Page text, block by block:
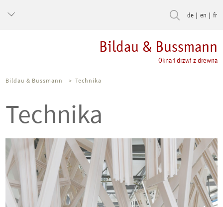
de en fr
Bildau & Bussmann
Okna i drzwi z drewna
Bildau & Bussmann >Technika
Technika